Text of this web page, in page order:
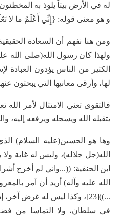
له في الأرض بيتاً يلوذ به
و هو معنى قوله: {إِنِّي أَعْلَمُ ما لا
ومن هنا نفهم أن السعادة
الكثير من الناس يؤدون العبادة
لها، وأرقى معانيها التي يبحثون
فالتقوى تعني الامتثال لأمر الله
يتقبله الله ويسجله ويرفعه إليه،
وها هو الحسين(عليه السلام)
الله(جل جلاله)، وليس له غاية
ابن الحنفية: ((...واني لم أخرج
الله عليه وآله) أريد أن آمر
...))[23]، وكذا ليس له غرض
في سلطان، ولا التماسا من